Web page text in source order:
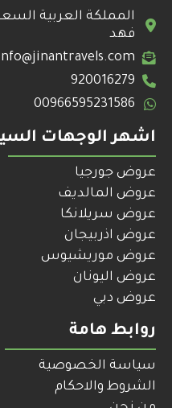
المملكة العربية
فهد
920016279
00966595231586
اشهر الوجهات
عروض جورجيا
عروض المالديف
عروض سريلانكا
عروض اذربيجان
عروض موريشيوس
عروض اليونان
عروض دبي
روابط هامة
سياسة الخصوصية
الشروط والاحكام